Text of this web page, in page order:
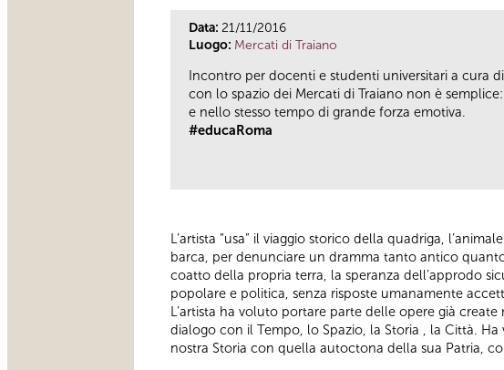
Data: 21/11/2016
Luogo: Mercati di Traiano
Incontro per docenti e studenti universitari a cura
con lo spazio dei Mercati di Traiano non è
e nello stesso tempo di grande forza emotiva.
#educaRoma
L’artista “usa” il viaggio storico della quadriga,
barca, per denunciare un dramma tanto antico
coatto della propria terra, la speranza dell’approdo
popolare e politica, senza risposte umanamente
L’artista ha voluto portare parte delle opere già
dialogo con il Tempo, lo Spazio, la Storia , la Città.
nostra Storia con quella autoctona della sua Patria,